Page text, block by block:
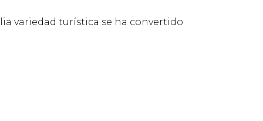
variedad turística se ha convertido